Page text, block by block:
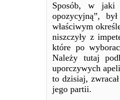
Sposób, w jaki
opozycyjną”,
właściwym
niszczyły z
które po
Należy tutaj
uporczywych
to dzisiaj,
jego partii.